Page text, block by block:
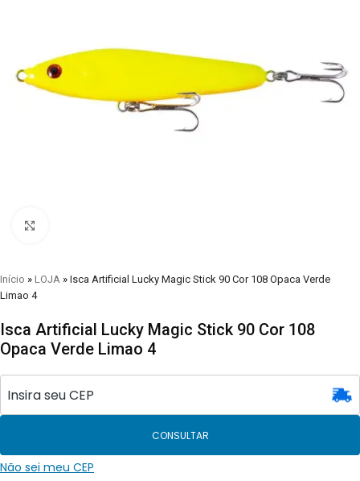
Início » LOJA » Isca Artificial Lucky Magic Stick 90 Cor 108 Opaca Verde
Limao 4
Isca Artificial Lucky Magic Stick 90 Cor 108
Opaca Verde Limao 4
CONSULTAR
Não sei meu CEP